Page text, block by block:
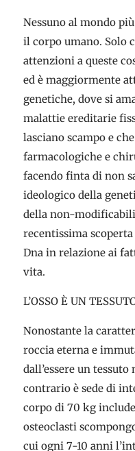
Nessuno al mondo
il corpo umano. Solo
attenzioni a queste
ed è maggiormente
genetiche, dove si
malattie ereditarie
lasciano scampo e
farmacologiche e
facendo finta di non
ideologico della
della non-
recentissima
Dna in relazione ai
vita.
L’OSSO È UN
Nonostante la
roccia eterna e
dall’essere un
contrario è sede di
corpo di 70 kg
osteoclasti
cui ogni 7-10 anni